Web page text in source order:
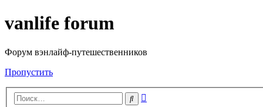
vanlife forum
Форум вэнлайф-путешественников
Пропустить
Поиск